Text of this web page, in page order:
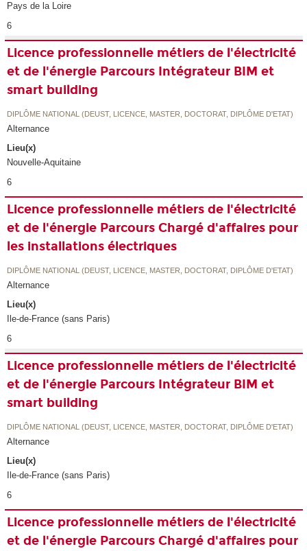
Pays de la Loire
6
Licence professionnelle métiers de l'électricité
et de l'énergie Parcours Intégrateur BIM et
smart building
DIPLÔME NATIONAL (DEUST, LICENCE, MASTER, DOCTORAT, DIPLÔME D'ETAT)
Alternance
Lieu(x)
Nouvelle-Aquitaine
6
Licence professionnelle métiers de l'électricité
et de l'énergie Parcours Chargé d'affaires pour
les installations électriques
DIPLÔME NATIONAL (DEUST, LICENCE, MASTER, DOCTORAT, DIPLÔME D'ETAT)
Alternance
Lieu(x)
Ile-de-France (sans Paris)
6
Licence professionnelle métiers de l'électricité
et de l'énergie Parcours Intégrateur BIM et
smart building
DIPLÔME NATIONAL (DEUST, LICENCE, MASTER, DOCTORAT, DIPLÔME D'ETAT)
Alternance
Lieu(x)
Ile-de-France (sans Paris)
6
Licence professionnelle métiers de l'électricité
et de l'énergie Parcours Chargé d'affaires pour